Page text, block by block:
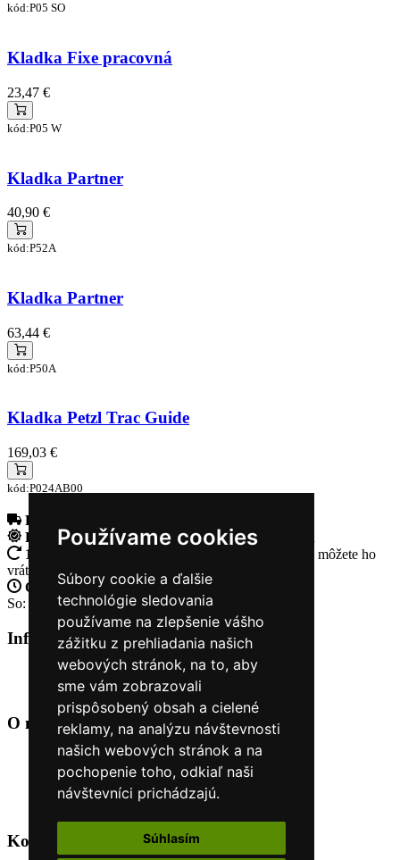
Používame cookies
Súbory cookie a ďalšie
technológie sledovania
používame na zlepšenie vášho
zážitku z prehliadania našich
webových stránok, na to, aby
sme vám zobrazovali
prispôsobený obsah a cielené
reklamy, na analýzu návštevnosti
našich webových stránok a na
pochopenie toho, odkiaľ naši
návštevníci prichádzajú.
Súhlasím
kód:P05 SO
Kladka Fixe pracovná
23,47 €
kód:P05 W
Kladka Partner
40,90 €
kód:P52A
Kladka Partner
63,44 €
kód:P50A
Kladka Petzl Trac Guide
169,03 €
kód:P024AB00
Doprava zadarmo
Rýchle dodanieTovar Vám odošleme do 24 hodín
14 Dní na vrátenie tovaru
Ak Vám tovar nesadne, môžete ho
vrátiť
Otvorené celý týždeňPo - pia: 8:30 - 16:30
So: 9:00 - 12:00
Informácie+
O nás
Kontakt
O nás +
Úvod
Obchodné podmienky
Nákup na splátky cez Quatro
Odstúpiť od zmluvy TU
Kontakt